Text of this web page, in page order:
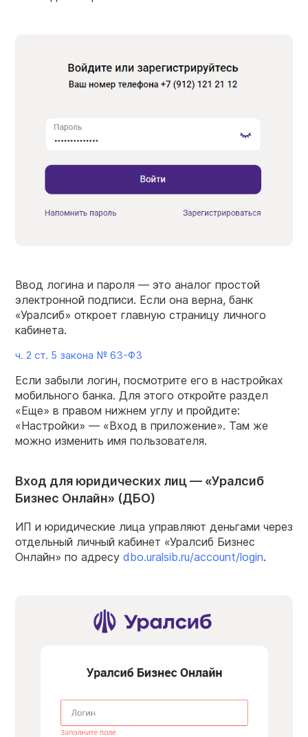
Ввод логина и пароля — это аналог простой
электронной подписи. Если она верна, банк
«Уралсиб» откроет главную страницу личного
кабинета.
ч. 2 ст. 5 закона № 63-ФЗ
Если забыли логин, посмотрите его в настройках
мобильного банка. Для этого откройте раздел
«Еще» в правом нижнем углу и пройдите:
«Настройки» — «Вход в приложение». Там же
можно изменить имя пользователя.
Вход для юридических лиц — «Уралсиб
Бизнес Онлайн» (ДБО)
ИП и юридические лица управляют деньгами через
отдельный личный кабинет «Уралсиб Бизнес
Онлайн» по адресу dbo.uralsib.ru/account/login.